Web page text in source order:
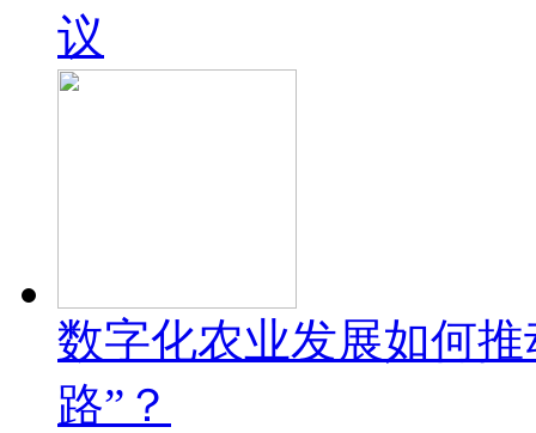
议
数字化农业发展如何
路”？